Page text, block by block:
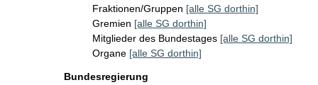
Fraktionen/Gruppen [alle SG dorthin]
Gremien [alle SG dorthin]
Mitglieder des Bundestages [alle SG dorthin]
Organe [alle SG dorthin]
Bundesregierung